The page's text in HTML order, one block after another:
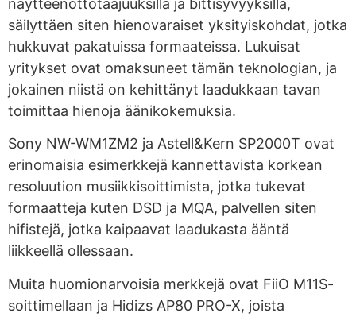
näytteenottotaajuuksilla ja bittisyvyyksillä,
säilyttäen siten hienovaraiset yksityiskohdat, jotka
hukkuvat pakatuissa formaateissa. Lukuisat
yritykset ovat omaksuneet tämän teknologian, ja
jokainen niistä on kehittänyt laadukkaan tavan
toimittaa hienoja äänikokemuksia.
Sony NW-WM1ZM2 ja Astell&Kern SP2000T ovat
erinomaisia esimerkkejä kannettavista korkean
resoluution musiikkisoittimista, jotka tukevat
formaatteja kuten DSD ja MQA, palvellen siten
hifistejä, jotka kaipaavat laadukasta ääntä
liikkeellä ollessaan.
Muita huomionarvoisia merkkejä ovat FiiO M11S-
soittimellaan ja Hidizs AP80 PRO-X, joista